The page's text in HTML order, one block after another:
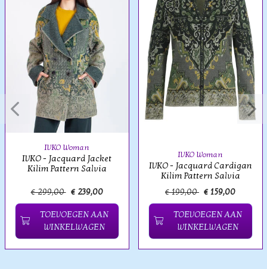
IVKO Woman
IVKO - Jacquard Jacket
Kilim Pattern Salvia
€ 299,00 € 239,00
TOEVOEGEN AAN
WINKELWAGEN
IVKO Woman
IVKO - Jacquard Cardigan
Kilim Pattern Salvia
€ 199,00 € 159,00
TOEVOEGEN AAN
WINKELWAGEN